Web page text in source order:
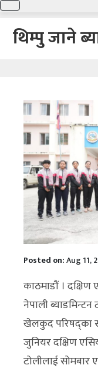
थिम्पु जाने
Posted on:Aug 11,
काठमाडौं ।
नेपाली ब्याडमिन्टन
खेलकुद परिषद्का
जुनियर दक्षिण
टोलीलाई सोमबार